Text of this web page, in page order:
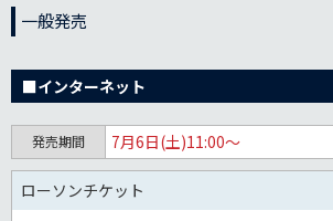
一般発売
■インターネット
発売期間 7月6日(土)11:00～
ローソンチケット